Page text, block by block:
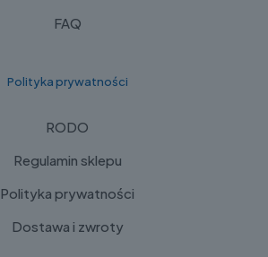
FAQ
Polityka prywatności
RODO
Regulamin sklepu
Polityka prywatności
Dostawa i zwroty